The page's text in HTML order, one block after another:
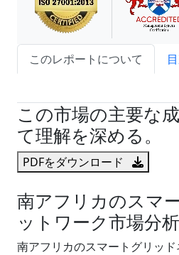
このレポートについて
この市場の主要な
て理解を深める。
PDFをダウンロード
南アフリカのスマ
ットワーク市場分析
南アフリカのスマートグリッド